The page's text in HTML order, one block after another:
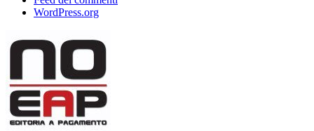
WordPress.org